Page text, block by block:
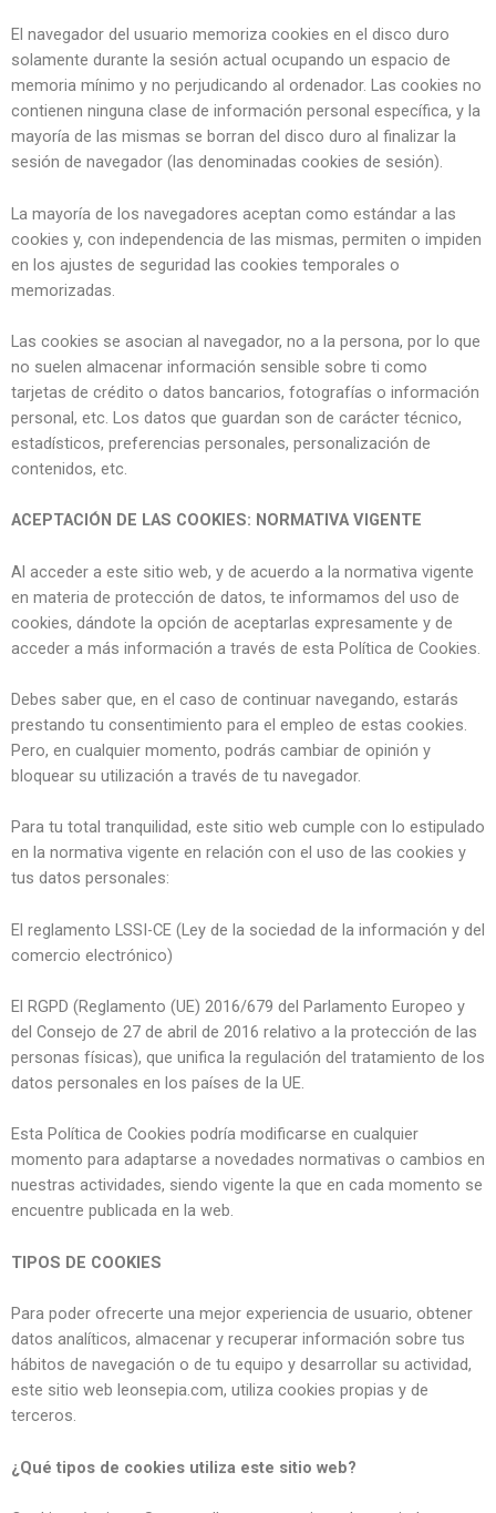
El navegador del usuario memoriza cookies en el disco duro
solamente durante la sesión actual ocupando un espacio de
memoria mínimo y no perjudicando al ordenador. Las cookies no
contienen ninguna clase de información personal específica, y la
mayoría de las mismas se borran del disco duro al finalizar la
sesión de navegador (las denominadas cookies de sesión).
La mayoría de los navegadores aceptan como estándar a las
cookies y, con independencia de las mismas, permiten o impiden
en los ajustes de seguridad las cookies temporales o
memorizadas.
Las cookies se asocian al navegador, no a la persona, por lo que
no suelen almacenar información sensible sobre ti como
tarjetas de crédito o datos bancarios, fotografías o información
personal, etc. Los datos que guardan son de carácter técnico,
estadísticos, preferencias personales, personalización de
contenidos, etc.
ACEPTACIÓN DE LAS COOKIES: NORMATIVA VIGENTE
Al acceder a este sitio web, y de acuerdo a la normativa vigente
en materia de protección de datos, te informamos del uso de
cookies, dándote la opción de aceptarlas expresamente y de
acceder a más información a través de esta Política de Cookies.
Debes saber que, en el caso de continuar navegando, estarás
prestando tu consentimiento para el empleo de estas cookies.
Pero, en cualquier momento, podrás cambiar de opinión y
bloquear su utilización a través de tu navegador.
Para tu total tranquilidad, este sitio web cumple con lo estipulado
en la normativa vigente en relación con el uso de las cookies y
tus datos personales:
El reglamento LSSI-CE (Ley de la sociedad de la información y del
comercio electrónico)
El RGPD (Reglamento (UE) 2016/679 del Parlamento Europeo y
del Consejo de 27 de abril de 2016 relativo a la protección de las
personas físicas), que unifica la regulación del tratamiento de los
datos personales en los países de la UE.
Esta Política de Cookies podría modificarse en cualquier
momento para adaptarse a novedades normativas o cambios en
nuestras actividades, siendo vigente la que en cada momento se
encuentre publicada en la web.
TIPOS DE COOKIES
Para poder ofrecerte una mejor experiencia de usuario, obtener
datos analíticos, almacenar y recuperar información sobre tus
hábitos de navegación o de tu equipo y desarrollar su actividad,
este sitio web leonsepia.com, utiliza cookies propias y de
terceros.
¿Qué tipos de cookies utiliza este sitio web?